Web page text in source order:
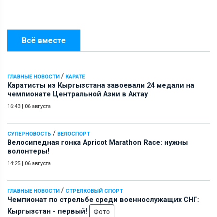
Всё вместе
ГЛАВНЫЕ НОВОСТИ / КАРАТЕ
Каратисты из Кыргызстана завоевали 24 медали на
чемпионате Центральной Азии в Актау
16:43 | 06 августа
СУПЕРНОВОСТЬ / ВЕЛОСПОРТ
Велосипедная гонка Apricot Marathon Race: нужны
волонтеры!
14:25 | 06 августа
ГЛАВНЫЕ НОВОСТИ / СТРЕЛКОВЫЙ СПОРТ
Чемпионат по стрельбе среди военнослужащих СНГ:
Кыргызстан - первый!
Фото